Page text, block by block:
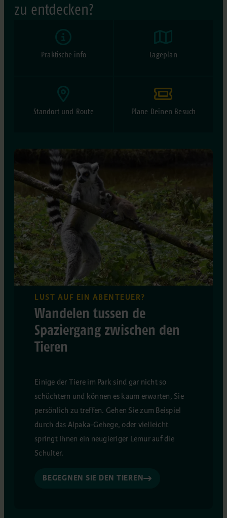
zu entdecken?
Praktische info Lageplan
Standort und Route Plane Deinen Besuch
LUST AUF EIN ABENTEUER?
Wandelen tussen de
Spaziergang zwischen den
Tieren
Einige der Tiere im Park sind gar nicht so
schüchtern und können es kaum erwarten, Sie
persönlich zu treffen. Gehen Sie zum Beispiel
durch das Alpaka-Gehege, oder vielleicht
springt Ihnen ein neugieriger Lemur auf die
Schulter.
BEGEGNEN SIE DEN TIEREN